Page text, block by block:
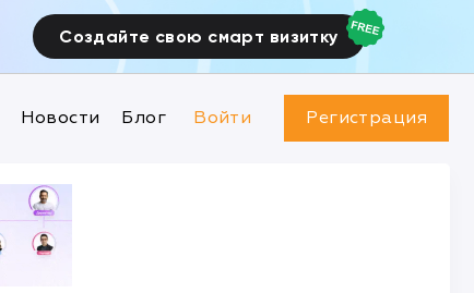
Создайте свою смарт визитку
Новости Блог Войти Регистрация